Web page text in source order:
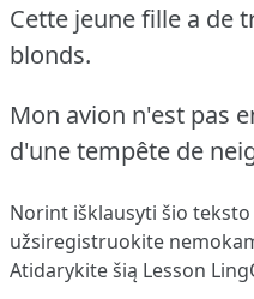
Cette jeune fille a de
blonds.
Mon avion n'est pas
d'une tempête de
Norint išklausyti šio
užsiregistruokite
Atidarykite šią Lesson